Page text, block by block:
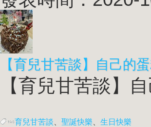
【育兒甘苦談】自己的
【育兒甘苦談】
育兒甘苦談 聖誕快樂 生日快樂